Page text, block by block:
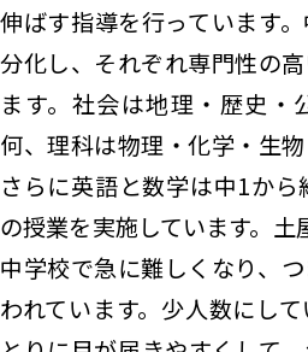
伸ばす指導を行っています
分化し、それぞれ専門性の
ます。社会は地理・歴史・
何、理科は物理・化学・生
さらに英語と数学は中1か
の授業を実施しています。土
中学校で急に難しくなり、
われています。少人数にし